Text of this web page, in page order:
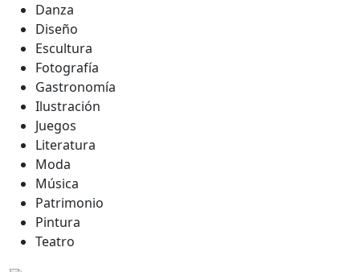
Danza
Diseño
Escultura
Fotografía
Gastronomía
Ilustración
Juegos
Literatura
Moda
Música
Patrimonio
Pintura
Teatro